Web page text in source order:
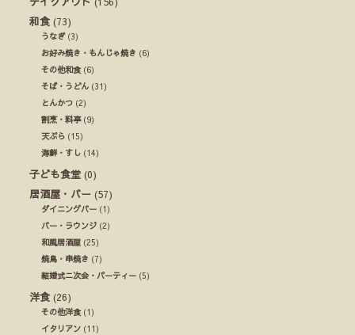
和食 (73)
うなぎ(3)
お好み焼き・もんじゃ焼き (6)
その他和食(6)
そば・うどん (31)
とんかつ (2)
割烹・料亭(9)
天ぷら (15)
海鮮・すし (14)
子ども食堂 (0)
居酒屋・バー (57)
ダイニングバー (1)
バー・ラウンジ (2)
和風居酒屋 (25)
焼鳥・串焼き (7)
結婚式ニ次会・パーティー (5)
洋食 (26)
その他洋食(1)
イタリアン (11)